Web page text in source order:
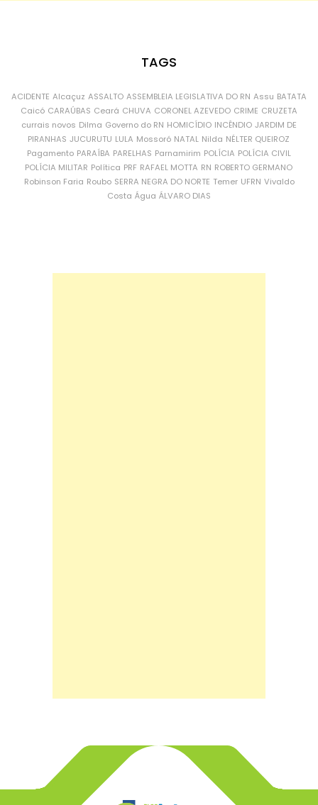
TAGS
ACIDENTE Alcaçuz ASSALTO ASSEMBLEIA LEGISLATIVA DO RN Assu BATATA
Caicó CARAÚBAS Ceará CHUVA CORONEL AZEVEDO CRIME CRUZETA
currais novos Dilma Governo do RN HOMICÍDIO INCÊNDIO JARDIM DE
PIRANHAS JUCURUTU LULA Mossoró NATAL Nilda NÉLTER QUEIROZ
Pagamento PARAÍBA PARELHAS Parnamirim POLÍCIA POLÍCIA CIVIL
POLÍCIA MILITAR Política PRF RAFAEL MOTTA RN ROBERTO GERMANO
Robinson Faria Roubo SERRA NEGRA DO NORTE Temer UFRN Vivaldo
Costa Água ÁLVARO DIAS